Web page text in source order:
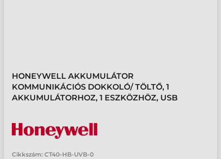
HONEYWELL AKKUMULÁTOR
KOMMUNIKÁCIÓS DOKKOLÓ/ TÖLTŐ, 1
AKKUMULÁTORHOZ, 1 ESZKÖZHÖZ, USB
Cikkszám: CT40-HB-UVB-0